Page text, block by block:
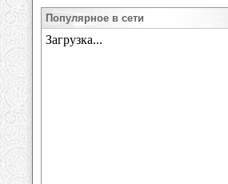
Популярное в сети